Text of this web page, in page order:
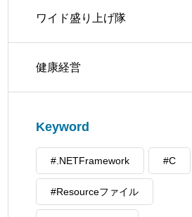
ワイド盛り上げ隊
健康経営
Keyword
#.NETFramework #C
#Resourceファイル